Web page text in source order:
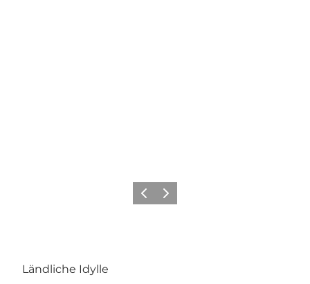
ZurückWeiter
Ländliche Idylle